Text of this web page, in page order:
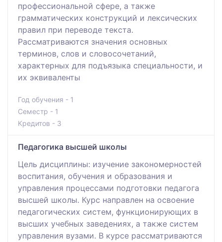
профессиональной сфере, а также
грамматических конструкций и лексических
правил при переводе текста.
Рассматриваются значения основных
терминов, слов и словосочетаний,
характерных для подъязыка специальности, и
их эквиваленты
Год обучения - 1
Семестр - 1
Кредитов - 3
Педагогика высшей школы
Цель дисциплины: изучение закономерностей
воспитания, обучения и образования и
управления процессами подготовки педагога
высшей школы. Курс направлен на освоение
педагогических систем, функционирующих в
высших учебных заведениях, а также систем
управления вузами. В курсе рассматриваются